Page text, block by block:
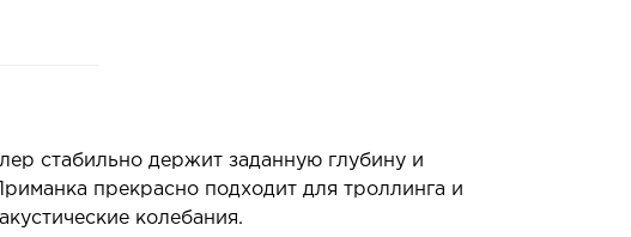
стабильно держит заданную глубину и
прекрасно подходит для троллинга и
колебания.